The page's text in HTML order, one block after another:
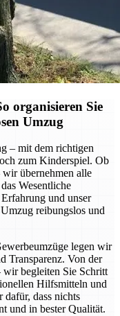
organisieren Sie
Umzug
– mit dem richtigen
zum Kinderspiel. Ob
übernehmen alle
Wesentliche
und unser
reibungslos und
legen wir
Transparenz. Von der
wir begleiten Sie Schritt
Hilfsmitteln und
dass nichts
und in bester Qualität.